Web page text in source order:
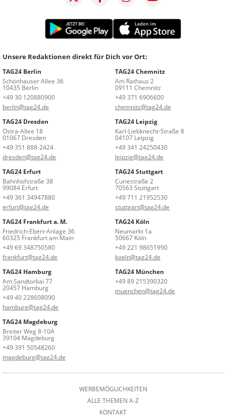
Unsere Redaktionen direkt für Dich vor Ort:
TAG24 Berlin
Schönhauser Allee 36
10435 Berlin
+49 30 120880900
berlin@tag24.de
TAG24 Chemnitz
Am Rathaus 2
09111 Chemnitz
+49 371 6906600
chemnitz@tag24.de
TAG24 Dresden
Ostra-Allee 18
01067 Dresden
+49 351 888-2424
dresden@tag24.de
TAG24 Leipzig
Karl-Liebknecht-Straße 8
04107 Leipzig
+49 341 24250430
leipzig@tag24.de
TAG24 Erfurt
Bahnhofstraße 38
99084 Erfurt
+49 361 34947880
erfurt@tag24.de
TAG24 Stuttgart
Curiestraße 2
70563 Stuttgart
+49 711 21952530
stuttgart@tag24.de
TAG24 Frankfurt a. M.
Friedrich-Ebert-Anlage 36
60325 Frankfurt am Main
+49 69 348750580
frankfurt@tag24.de
TAG24 Köln
Neumarkt 1a
50667 Köln
+49 221 98651990
koeln@tag24.de
TAG24 Hamburg
Am Sandtorkai 77
20457 Hamburg
+49 40 228608090
hamburg@tag24.de
TAG24 München
+49 89 215390320
muenchen@tag24.de
TAG24 Magdeburg
Breiter Weg 8-10A
39104 Magdeburg
+49 391 50548260
magdeburg@tag24.de
WERBEMÖGLICHKEITEN
ALLE THEMEN A-Z
KONTAKT